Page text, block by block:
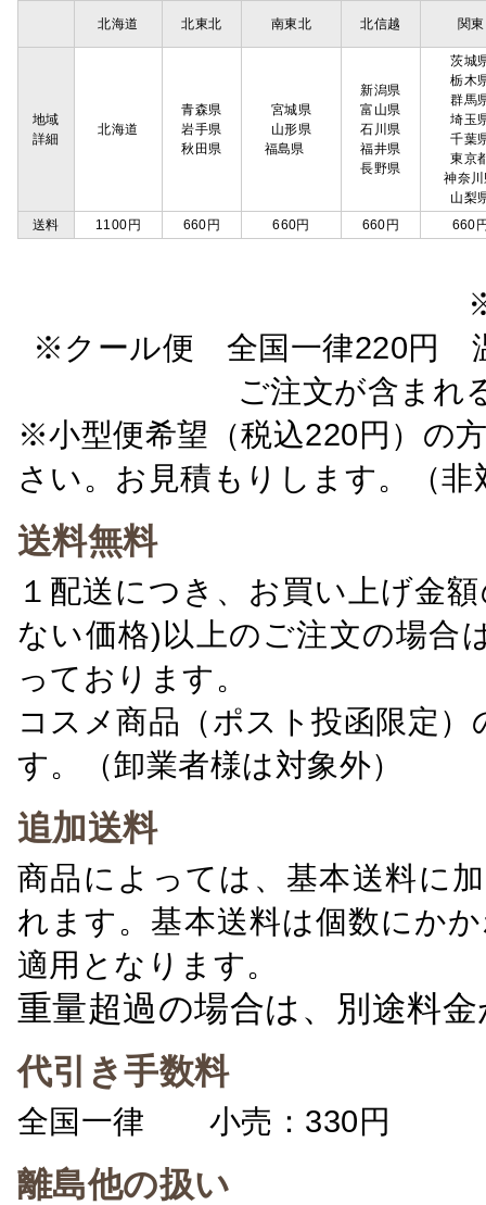
北海道 北東北 南東北 北信越 関東
地域
詳細
北海道
青森県
岩手県
秋田県
宮城県
山形県
福島県
新潟県
富山県
石川県
福井県
長野県
茨城
栃木
群馬
埼玉
千葉
東京
神奈
山梨
送料
1100円 660円 660円 660円 660
※クール便 全国一律220円
ご注文が含ま
※小型便希望（税込220円）の
さい。お見積もりします。（非
送料無料
１配送につき、お買い上げ金
ない価格)以上のご注文の場合
っております。
コスメ商品（ポスト投函限定
す。（卸業者様は対象外）
追加送料
商品によっては、基本送料に
れます。基本送料は個数にか
適用となります。
重量超過の場合は、別途料
代引き手数料
全国一律 小売：330円 卸
離島他の扱い